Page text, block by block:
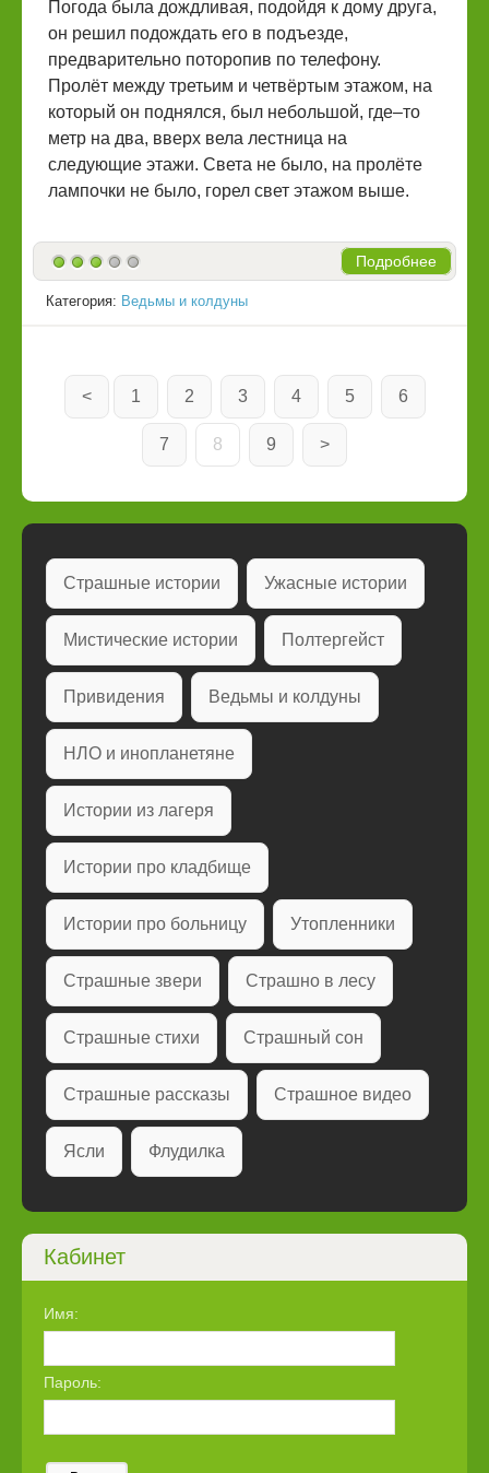
Погода была дождливая, подойдя к дому друга,
он решил подождать его в подъезде,
предварительно поторопив по телефону.
Пролёт между третьим и четвёртым этажом, на
который он поднялся, был небольшой, где–то
метр на два, вверх вела лестница на
следующие этажи. Света не было, на пролёте
лампочки не было, горел свет этажом выше.
Подробнее
Категория: Ведьмы и колдуны
< 1 2 3 4 5 6
7 8 9 >
Страшные истории Ужасные истории
Мистические истории Полтергейст
Привидения Ведьмы и колдуны
НЛО и инопланетяне
Истории из лагеря
Истории про кладбище
Истории про больницу Утопленники
Страшные звери Страшно в лесу
Страшные стихи Страшный сон
Страшные рассказы Страшное видео
Ясли Флудилка
Кабинет
Имя:
Пароль: